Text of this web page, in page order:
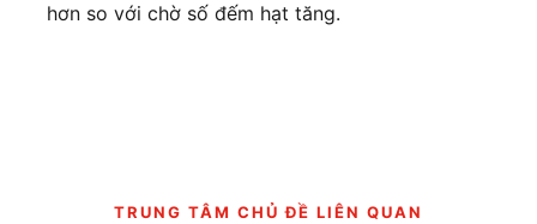
hơn so với chờ số đếm hạt tăng.
TRUNG TÂM CHỦ ĐỀ LIÊN QUAN